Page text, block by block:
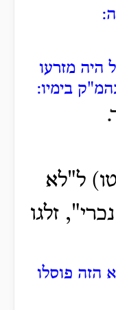
היה מזרעו
בימיו:
ל"לא
זלגו
הזה פוסלו